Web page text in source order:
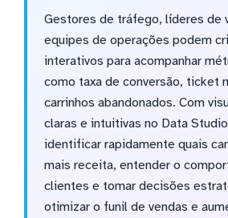
Gestores de tráfego, líderes de
equipes de operações podem
interativos para acompanhar
como taxa de conversão, ticket
carrinhos abandonados. Com
claras e intuitivas no Data
identificar rapidamente quais
mais receita, entender o
clientes e tomar decisões
otimizar o funil de vendas e